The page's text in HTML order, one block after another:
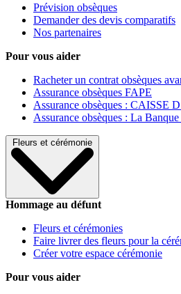
Prévision obsèques
Demander des devis comparatifs
Nos partenaires
Pour vous aider
Racheter un contrat obsèques
Assurance obsèques FAPE
Assurance obsèques : CAISSE
Assurance obsèques : La Banque
Fleurs et cérémonie
Hommage au défunt
Fleurs et cérémonies
Faire livrer des fleurs pour la
Créer votre espace cérémonie
Pour vous aider